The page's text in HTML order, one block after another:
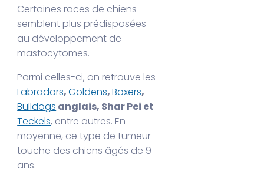
Certaines races de chiens
semblent plus prédisposées
au développement de
mastocytomes.
Parmi celles-ci, on retrouve les
Labradors,Goldens,Boxers,
Bulldogs anglais, Shar Pei et
Teckels, entre autres. En
moyenne, ce type de tumeur
touche des chiens âgés de 9
ans.